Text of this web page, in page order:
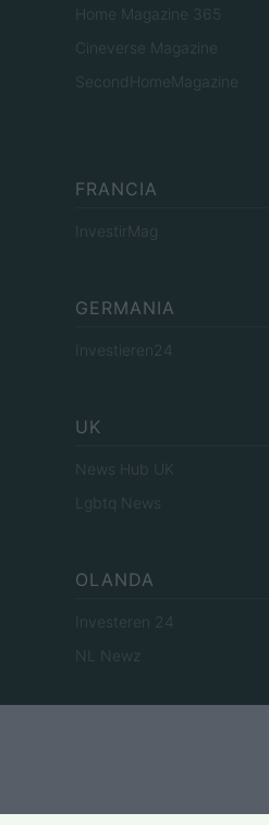
Home Magazine 365
Cineverse Magazine
SecondHomeMagazine
FRANCIA
InvestirMag
GERMANIA
Investieren24
UK
News Hub UK
Lgbtq News
OLANDA
Investeren 24
NL Newz